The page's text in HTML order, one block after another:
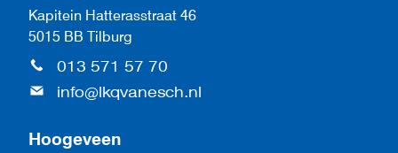
Kapitein Hatterasstraat 46
5015 BB Tilburg
013 571 57 70
info@lkqvanesch.nl
Hoogeveen